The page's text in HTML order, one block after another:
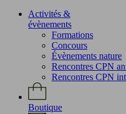
Activités &
évènements
Formations
Concours
Évènements nature
Rencontres CPN
Rencontres CPN
Boutique